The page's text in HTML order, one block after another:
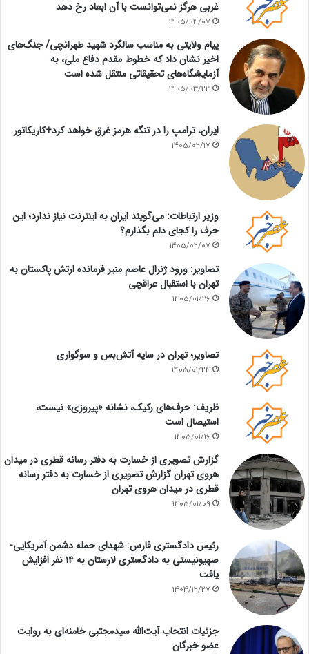
غربی هرگز نمی‌توانست با آن ابعاد رخ دهد
1405/04/07
پیام ولایتی به مناسب سالگرد شهید طهرانچی/ جنگ‌های
اخیر نشان داد که خطوط مقدم دفاع ملی، به
آزمایشگاه‌های تحقیقاتی منتقل شده است
1405/03/23
ایران، ترامپ را در تنگه هرمز غرق خواهد کرد+کاریکاتور
1405/02/17
وزیر ارتباطات: می‌گویند ایران به اینترنت نیاز ندارد؛ این
حرف را کجای دلم بگذارم؟
1405/02/07
تصاویر: ورود ژنرال عاصم منیر فرمانده ارتش پاکستان به
تهران با استقبال عراقچی
1405/01/26
تصاویر؛ تهران در سایه آتش‌بس و سوگواری
1405/01/24
ظریف: حرف‌های رکیک، نشانه «پیروزی» نیست،
استیصال است
1405/01/16
گزارش تصویری از خسارت به دفتر رسانه قطری در میدان
هروی تهران گزارش تصویری از خسارت به دفتر رسانه
قطری در میدان هروی تهران
1405/01/09
رئیس دادگستری فارس: شهدای حمله دشمن آمریکایی-
صهیونیستی به دادگستری لارستان به ۱۴ نفر افزایش
یافت
1404/12/27
جزئیات انتخاب آیت‌الله سیدمجتبی خامنه‌ای به روایت
عضو خبرگان